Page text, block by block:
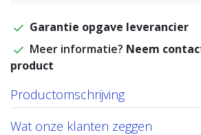
Garantie opgave leverancier
Meer informatie? Neem
product
Productomschrijving
Wat onze klanten zeggen